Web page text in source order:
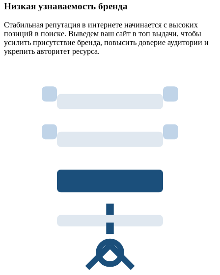
Низкая узнаваемость бренда
Стабильная репутация в интернете начинается с высоких
позиций в поиске. Выведем ваш сайт в топ выдачи, чтобы
усилить присутствие бренда, повысить доверие аудитории и
укрепить авторитет ресурса.